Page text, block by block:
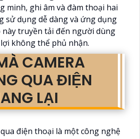
minh, ghi âm và đàm thoại hai
sử dụng dễ dàng và ứng dụng
truyền tải đến người dùng
không thể phủ nhận.
CAMERA
QUA ĐIỆN
LẠI
điện thoại là một công nghệ